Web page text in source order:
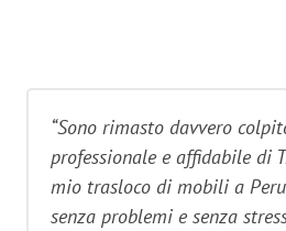
“Sono rimasto davvero
professionale e affidabile di
mio trasloco di mobili a
senza problemi e senza